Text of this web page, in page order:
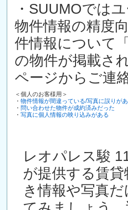
・SUUMOでは
物件情報の精度
件情報について
の物件が掲載さ
ページからご連
＜個人のお客様用＞
・ 物件情報が間違っている/写真に誤りが
・ 問い合わせた物件が成約済みだった
・ 写真に個人情報の映り込みがある
レオパレス駿
が提供する賃
き情報や写真